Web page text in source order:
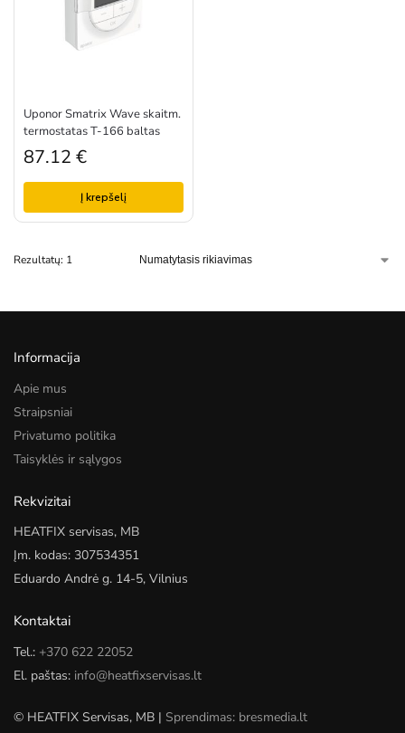
Uponor Smatrix Wave skaitm.
termostatas T-166 baltas
87.12 €
Į krepšelį
Rezultatų: 1
Informacija
Apie mus
Straipsniai
Privatumo politika
Taisyklės ir sąlygos
Rekvizitai
HEATFIX servisas, MB
Įm. kodas: 307534351
Eduardo Andrė g. 14-5, Vilnius
Kontaktai
Tel.: +370 622 22052
El. paštas: info@heatfixservisas.lt
© HEATFIX Servisas, MB | Sprendimas: bresmedia.lt